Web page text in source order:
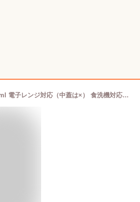
TAKENAKA（竹中） caston キャストン 弁当箱 1段 650ml 電子レンジ対応（中蓋は×） 食洗機対応（中蓋は×） 専用ランチベルト付 シール蓋1枚付き ランチボックス ストッカー 冷凍保存可能 BPAフリー LEADフリー 日本製 お弁当箱 小学生 キッチン用品・食器・調理器具 大人